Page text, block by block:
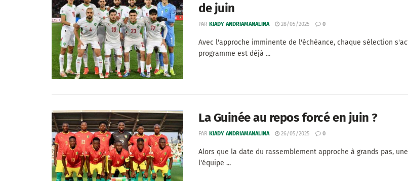
de juin
PAR KIADY ANDRIAMANALINA 28/05/2025 0
Avec l'approche imminente de l'échéance, chaque sélection
programme est déjà ...
La Guinée au repos forcé en juin ?
PAR KIADY ANDRIAMANALINA 26/05/2025 0
Alors que la date du rassemblement approche à grands pas,
l'équipe ...